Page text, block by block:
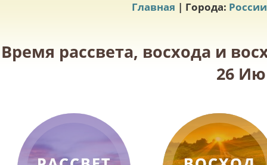
Главная | Города: России
Время рассвета, восхода и
26